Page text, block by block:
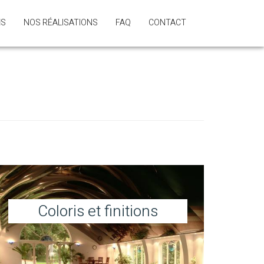
NOS RÉALISATIONS FAQ CONTACT
Coloris et finitions